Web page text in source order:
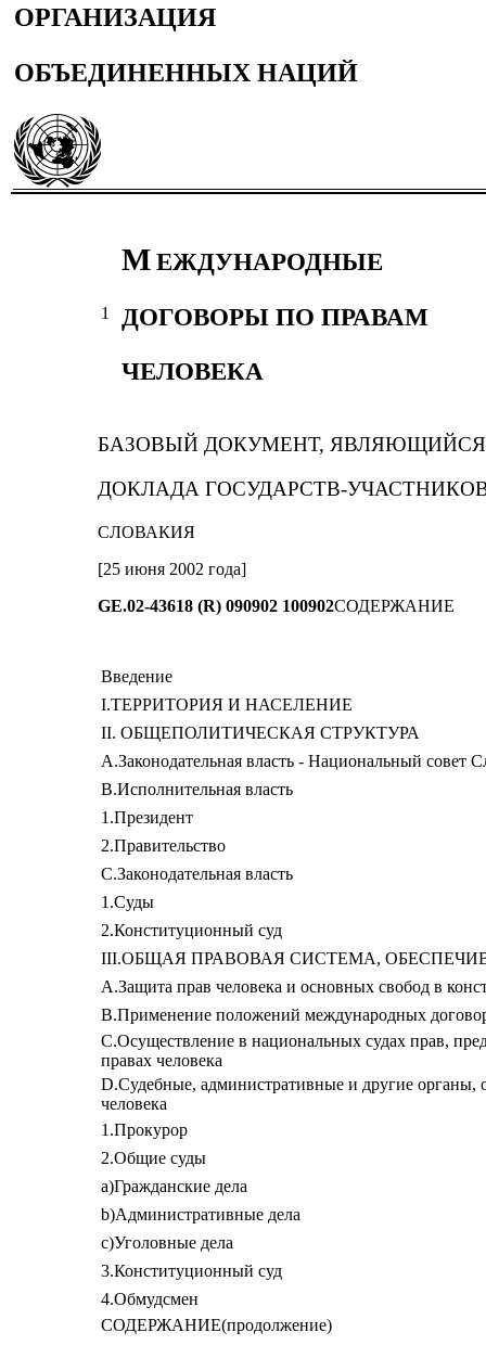
ОРГАНИЗАЦИЯ
ОБЪЕДИНЕННЫХ НАЦИЙ
1
МЕЖДУНАРОДНЫЕ
ДОГОВОРЫ ПО ПРАВАМ
ЧЕЛОВЕКА
БАЗОВЫЙ ДОКУМЕНТ,
ДОКЛАДА ГОСУДАРСТВ-
СЛОВАКИЯ
[25 июня 2002 года]
GE.02-43618 (R) 090902 100902СОДЕРЖАНИЕ
Введение
I.ТЕРРИТОРИЯ И НАСЕЛЕНИЕ
II. ОБЩЕПОЛИТИЧЕСКАЯ СТРУКТУРА
А.Законодательная власть - Национальный совет
В.Исполнительная власть
1.Президент
2.Правительство
С.Законодательная власть
1.Суды
2.Конституционный суд
III.ОБЩАЯ ПРАВОВАЯ СИСТЕМА,
А.Защита прав человека и основных свобод в
В.Применение положений международных
С.Осуществление в национальных судах прав,
правах человека
D.Судебные, административные и другие органы,
человека
1.Прокурор
2.Общие суды
а)Гражданские дела
b)Административные дела
с)Уголовные дела
3.Конституционный суд
4.Обмудсмен
СОДЕРЖАНИЕ(продолжение)